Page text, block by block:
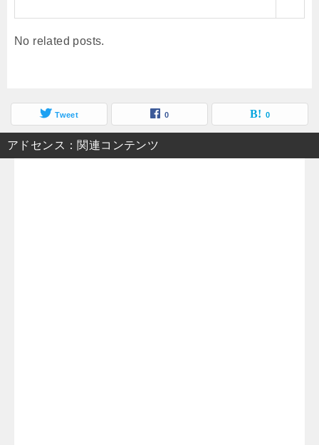
No related posts.
Tweet 0 0
アドセンス：関連コンテンツ